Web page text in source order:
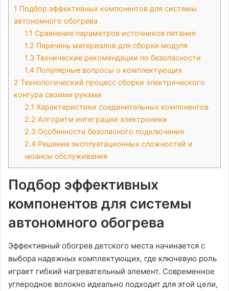
1 Подбор эффективных компонентов для системы
автономного обогрева
1.1 Сравнение параметров источников питания
1.2 Перечень материалов для сборки модуля
1.3 Технические рекомендации по безопасности
1.4 Популярные вопросы о комплектующих
2 Технологический процесс сборки электрического
контура своими руками
2.1 Характеристики соединительных компонентов
2.2 Алгоритм интеграции электроники
2.3 Особенности безопасного подключения
2.4 Решение эксплуатационных сложностей и
нюансы обслуживания
Подбор эффективных
компонентов для системы
автономного обогрева
Эффективный обогрев детского места начинается с
выбора надежных комплектующих, где ключевую роль
играет гибкий нагревательный элемент. Современное
углеродное волокно идеально подходит для этой цели,